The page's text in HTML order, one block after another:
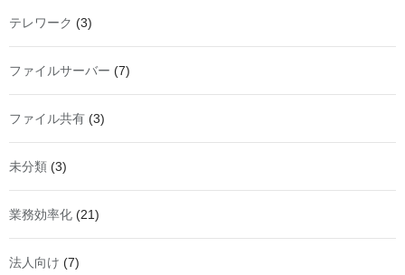
テレワーク (3)
ファイルサーバー (7)
ファイル共有 (3)
未分類 (3)
業務効率化 (21)
法人向け (7)